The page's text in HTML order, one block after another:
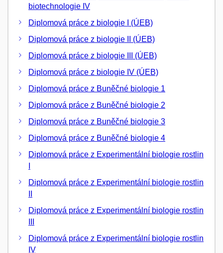
biotechnologie IV
Diplomová práce z biologie I (ÚEB)
Diplomová práce z biologie II (ÚEB)
Diplomová práce z biologie III (ÚEB)
Diplomová práce z biologie IV (ÚEB)
Diplomová práce z Buněčné biologie 1
Diplomová práce z Buněčné biologie 2
Diplomová práce z Buněčné biologie 3
Diplomová práce z Buněčné biologie 4
Diplomová práce z Experimentální biologie rostlin
Diplomová práce z Experimentální biologie rostlin
Diplomová práce z Experimentální biologie rostlin
Diplomová práce z Experimentální biologie rostlin
IV